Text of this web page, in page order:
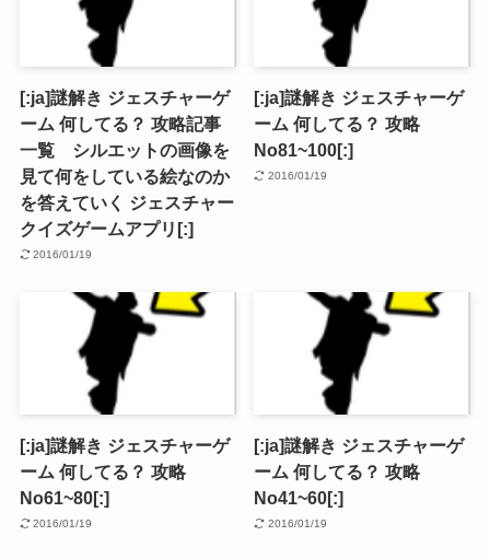
[:ja]謎解き ジェスチャーゲ
ーム 何してる？ 攻略記事
一覧 シルエットの画像を
見て何をしている絵なのか
を答えていく ジェスチャー
クイズゲームアプリ[:]
2016/01/19
[:ja]謎解き ジェスチャーゲ
ーム 何してる？ 攻略
No81~100[:]
2016/01/19
[:ja]謎解き ジェスチャーゲ
ーム 何してる？ 攻略
No61~80[:]
2016/01/19
[:ja]謎解き ジェスチャーゲ
ーム 何してる？ 攻略
No41~60[:]
2016/01/19